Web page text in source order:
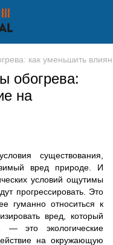
как уменьшить
обогрева:
на
существования,
вред природе. И
условий ощутимы
прогрессировать. Это
гуманно относиться к
вред, который
это экологические
на окружающую